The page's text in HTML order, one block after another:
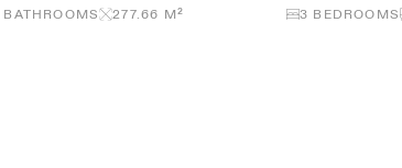
BATHROOMS 277.66 M² 3 BEDROOMS